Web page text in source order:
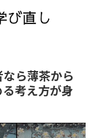
ら薄茶から
考え方が身